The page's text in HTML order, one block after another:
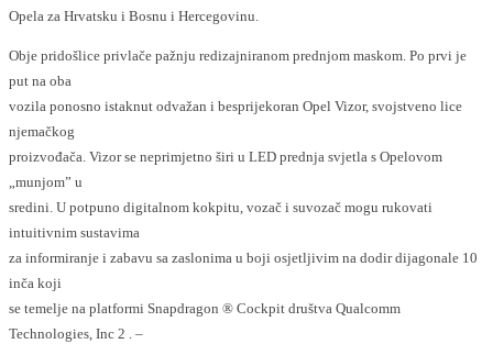
Opela za Hrvatsku i Bosnu i Hercegovinu.
Obje pridošlice privlače pažnju redizajniranom prednjom maskom. Po prvi je
put na oba
vozila ponosno istaknut odvažan i besprijekoran Opel Vizor, svojstveno lice
njemačkog
proizvođača. Vizor se neprimjetno širi u LED prednja svjetla s Opelovom
„munjom” u
sredini. U potpuno digitalnom kokpitu, vozač i suvozač mogu rukovati
intuitivnim sustavima
za informiranje i zabavu sa zaslonima u boji osjetljivim na dodir dijagonale 10
inča koji
se temelje na platformi Snapdragon ® Cockpit društva Qualcomm
Technologies, Inc 2 . –